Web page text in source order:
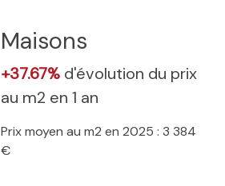
Maisons
+37.67% d'évolution du prix
au m2 en 1 an
Prix moyen au m2 en 2025 : 3 384
€